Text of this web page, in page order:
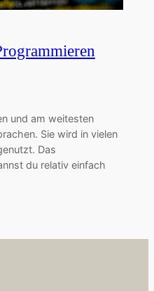
und am weitesten
Sie wird in vielen
Das
du relativ einfach